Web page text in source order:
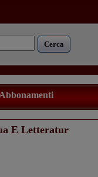
Cerca
Abbonamenti
E Letteratur